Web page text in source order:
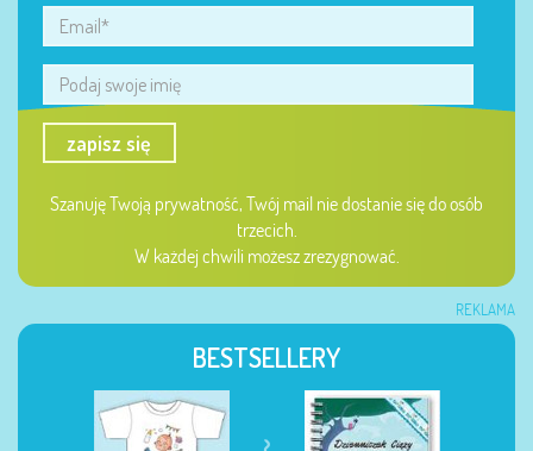
zapisz się
Szanuję Twoją prywatność, Twój mail nie dostanie się do osób
trzecich.
W każdej chwili możesz zrezygnować.
REKLAMA
BESTSELLERY